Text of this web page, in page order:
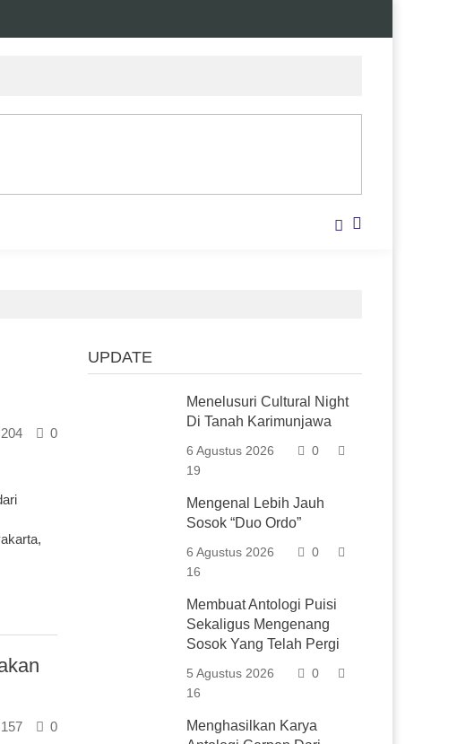
0
204
0
157
UPDATE
Menelusuri Cultural Night
Di Tanah Karimunjawa
6 Agustus 2026
0
19
Mengenal Lebih Jauh
Sosok “Duo Ordo”
6 Agustus 2026
0
16
Membuat Antologi Puisi
Sekaligus Mengenang
Sosok Yang Telah Pergi
5 Agustus 2026
0
16
Menghasilkan Karya